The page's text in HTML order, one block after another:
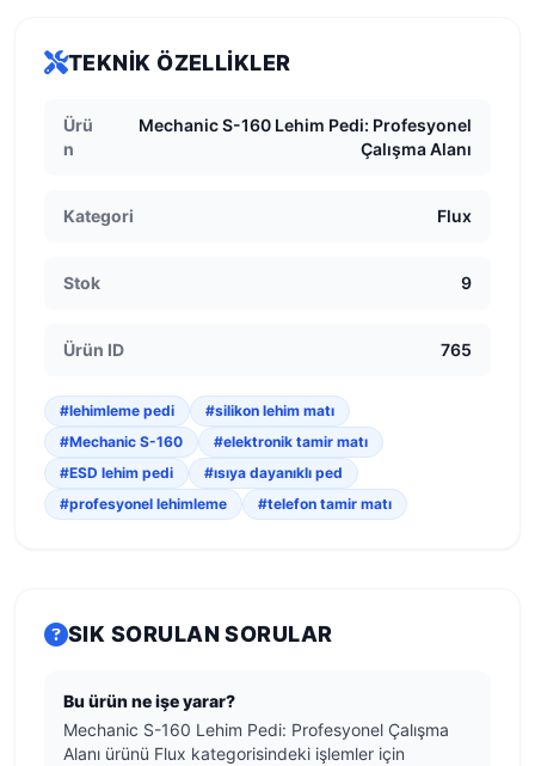
TEKNIK ÖZELLIKLER
Ürü
n
Mechanic S-160 Lehim Pedi: Profesyonel
Çalışma Alanı
Kategori Flux
Stok 9
Ürün ID 765
#lehimleme pedi
#silikon lehim matı
#Mechanic S-160
#elektronik tamir matı
#ESD lehim pedi
#ısıya dayanıklı ped
#profesyonel lehimleme
#telefon tamir matı
SIK SORULAN SORULAR
Bu ürün ne işe yarar?
Mechanic S-160 Lehim Pedi: Profesyonel Çalışma
Alanı ürünü Flux kategorisindeki işlemler için